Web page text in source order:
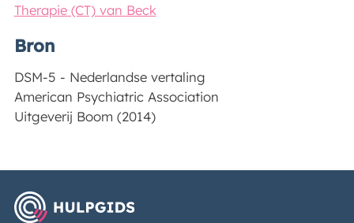
Therapie (CT) van Beck
Bron
DSM-5 - Nederlandse vertaling
American Psychiatric Association
Uitgeverij Boom (2014)